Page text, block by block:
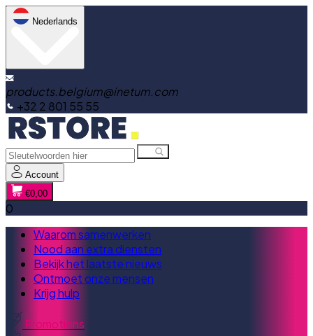
Nederlands
products.belgium@inetum.com
+32 2 801 55 55
Account
€0,00
0
Waarom samenwerken
Nood aan extra diensten
Bekijk het laatste nieuws
Ontmoet onze mensen
Krijg hulp
Promotions